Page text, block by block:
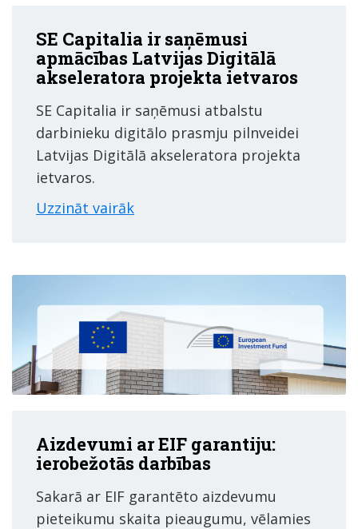
SE Capitalia ir saņēmusi
apmācības Latvijas Digitālā
akseleratora projekta ietvaros
SE Capitalia ir saņēmusi atbalstu
darbinieku digitālo prasmju pilnveidei
Latvijas Digitālā akseleratora projekta
ietvaros.
Uzzināt vairāk
Aizdevumi ar EIF garantiju:
ierobežotās darbības
Sakarā ar EIF garantēto aizdevumu
pieteikumu skaita pieaugumu, vēlamies